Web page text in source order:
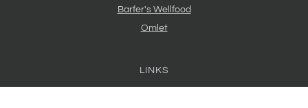
Barfer's Wellfood
Omlet
LINKS